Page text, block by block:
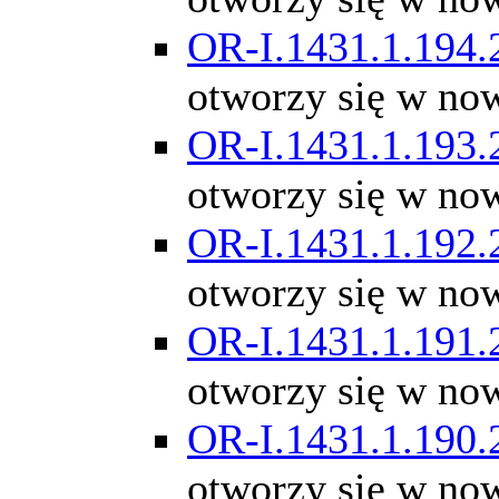
OR-
otworzy się w
OR-
otworzy się w
OR-
otworzy się w
OR-
otworzy się w
OR-
otworzy się w